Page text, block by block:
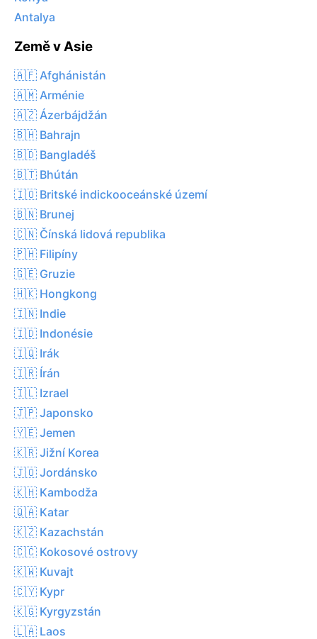
Antalya
Země v Asie
🇦🇫 Afghánistán
🇦🇲 Arménie
🇦🇿 Ázerbájdžán
🇧🇭 Bahrajn
🇧🇩 Bangladéš
🇧🇹 Bhútán
🇮🇴 Britské indickooceánské území
🇧🇳 Brunej
🇨🇳 Čínská lidová republika
🇵🇭 Filipíny
🇬🇪 Gruzie
🇭🇰 Hongkong
🇮🇳 Indie
🇮🇩 Indonésie
🇮🇶 Irák
🇮🇷 Írán
🇮🇱 Izrael
🇯🇵 Japonsko
🇾🇪 Jemen
🇰🇷 Jižní Korea
🇯🇴 Jordánsko
🇰🇭 Kambodža
🇶🇦 Katar
🇰🇿 Kazachstán
🇨🇨 Kokosové ostrovy
🇰🇼 Kuvajt
🇨🇾 Kypr
🇰🇬 Kyrgyzstán
🇱🇦 Laos